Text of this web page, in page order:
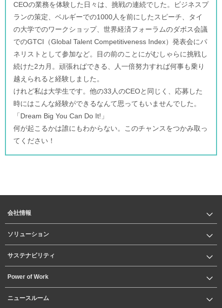
CEOの業務を体験した日々は、挑戦の連続でした。ビジネスプ
ランの策定、ベルギーでの1000人を前にしたスピーチ、タイ
の大学でのワークショップ、世界経済フォーラムのダボス会議
でのGTCI（Global Talent Competitiveness Index）発表会にパ
ネリストとして参加など。目の前のことにがむしゃらに挑戦し
続けた2カ月。頑張ればできる、人一倍努力すれば何事も乗り
越えられると経験しました。
けれど私は大学生です。他の33人のCEOと同じく、応募した
時にはこんな経験ができるなんて思ってもいませんでした。
「Dream Big You Can Do It!」
何が起こるかは誰にもわからない。このチャンスをつかみ取っ
てください！
会社情報
ソリューション
サステナビリティ
Power of Work
ニュースルーム